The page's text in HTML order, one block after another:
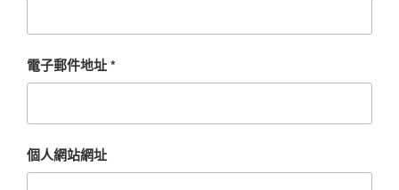
電子郵件地址*
個人網站網址